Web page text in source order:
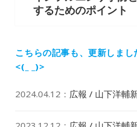
の
するためのポイント
こちらの記事も、更新しまし
<(_ _)>
2024.04.12 ： 広報 / 山下洋輔